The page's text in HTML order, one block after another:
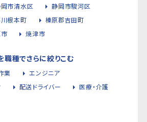
市清水区
静岡市駿河区
根本町
榛原郡吉田町
焼津市
種でさらに絞りこむ
業
エンジニア
配送ドライバー
医療・介護